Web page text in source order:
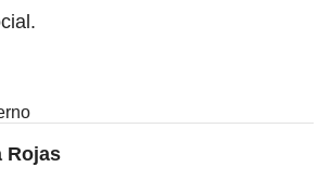
Rojas